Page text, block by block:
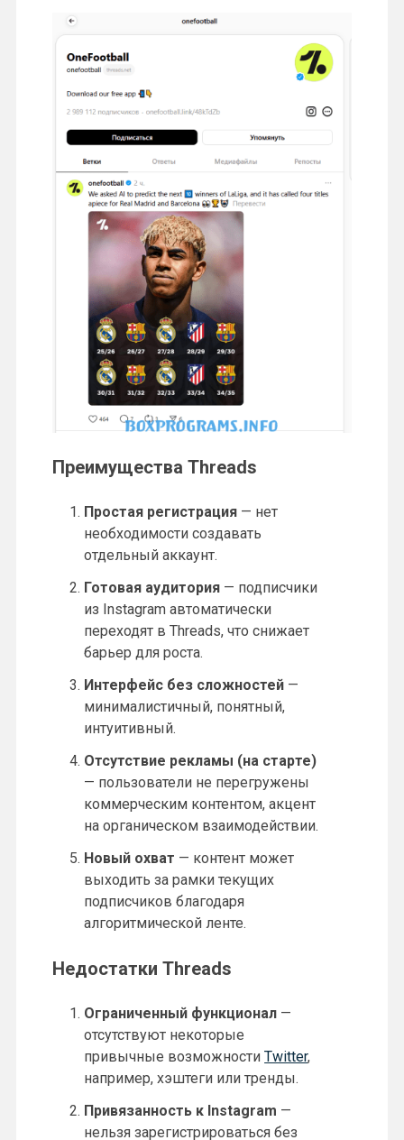
Преимущества Threads
Простая регистрация — нет
необходимости создавать
отдельный аккаунт.
Готовая аудитория — подписчики
из Instagram автоматически
переходят в Threads, что снижает
барьер для роста.
Интерфейс без сложностей —
минималистичный, понятный,
интуитивный.
Отсутствие рекламы (на старте)
— пользователи не перегружены
коммерческим контентом, акцент
на органическом взаимодействии.
Новый охват — контент может
выходить за рамки текущих
подписчиков благодаря
алгоритмической ленте.
Недостатки Threads
Ограниченный функционал —
отсутствуют некоторые
привычные возможностиTwitter,
например, хэштеги или тренды.
Привязанность к Instagram —
нельзя зарегистрироваться без